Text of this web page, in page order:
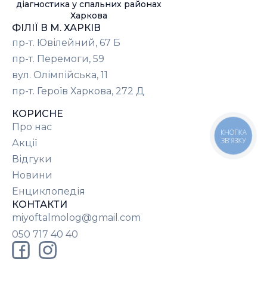
діагностика у спальних районах
Харкова
ФІЛІЇ В М. ХАРКІВ
пр-т. Ювілейний, 67 Б
пр-т. Перемоги, 59
вул. Олімпійська, 11
пр-т. Героїв Харкова, 272 Д
КОРИСНЕ
Про нас
Акції
Відгуки
Новини
Енциклопедія
КОНТАКТИ
miyoftalmolog@gmail.com
050 717 40 40
КНОПКА
ЗВ'ЯЗКУ